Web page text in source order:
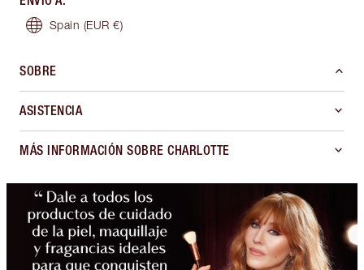
Spain (EUR €)
SOBRE
ASISTENCIA
MÁS INFORMACIÓN SOBRE CHARLOTTE